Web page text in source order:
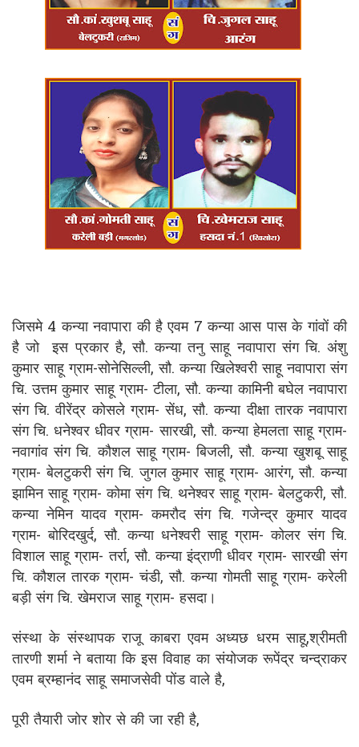
जिसमे 4 कन्या नवापारा की है एवम 7 कन्या आस पास के गांवों की
है जो इस प्रकार है, सौ. कन्या तनु साहू नवापारा संग चि. अंशु
कुमार साहू ग्राम-सोनेसिल्ली, सौ. कन्या खिलेश्वरी साहू नवापारा संग
चि. उत्तम कुमार साहू ग्राम- टीला, सौ. कन्या कामिनी बघेल नवापारा
संग चि. वीरेंद्र कोसले ग्राम- सेंध, सौ. कन्या दीक्षा तारक नवापारा
संग चि. धनेश्वर धीवर ग्राम- सारखी, सौ. कन्या हेमलता साहू ग्राम-
नवागांव संग चि. कौशल साहू ग्राम- बिजली, सौ. कन्या खुशबू साहू
ग्राम- बेलटुकरी संग चि. जुगल कुमार साहू ग्राम- आरंग, सौ. कन्या
झामिन साहू ग्राम- कोमा संग चि. थनेश्वर साहू ग्राम- बेलटुकरी, सौ.
कन्या नेमिन यादव ग्राम- कमरौद संग चि. गजेन्द्र कुमार यादव
ग्राम- बोरिदखुर्द, सौ. कन्या धनेश्वरी साहू ग्राम- कोलर संग चि.
विशाल साहू ग्राम- तर्रा, सौ. कन्या इंद्राणी धीवर ग्राम- सारखी संग
चि. कौशल तारक ग्राम- चंडी, सौ. कन्या गोमती साहू ग्राम- करेली
बड़ी संग चि. खेमराज साहू ग्राम- हसदा।
संस्था के संस्थापक राजू काबरा एवम अध्यछ धरम साहू,श्रीमती
तारणी शर्मा ने बताया कि इस विवाह का संयोजक रूपेंद्र चन्द्राकर
एवम ब्रम्हानंद साहू समाजसेवी पोंड वाले है,
पूरी तैयारी जोर शोर से की जा रही है,